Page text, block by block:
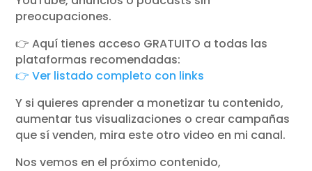
preocupaciones.
👉 Aquí tienes acceso GRATUITO a todas las
plataformas recomendadas:
👉 Ver listado completo con links
Y si quieres aprender a monetizar tu contenido,
aumentar tus visualizaciones o crear campañas
que sí venden, mira este otro video en mi canal.
Nos vemos en el próximo contenido,